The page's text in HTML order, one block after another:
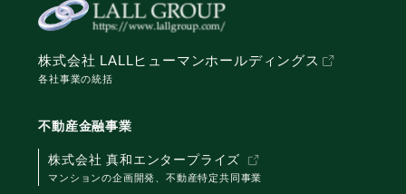
株式会社 LALLヒューマンホールディングス
各社事業の統括
不動産金融事業
株式会社 真和エンタープライズ
マンションの企画開発、不動産特定共同事業